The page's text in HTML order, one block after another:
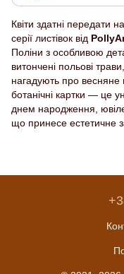
Квіти здатні передати
серії листівок від
Поліни з особливою
витончені польові
нагадують про весняне
ботанічні картки — це
днем народження,
що принесе естетичне